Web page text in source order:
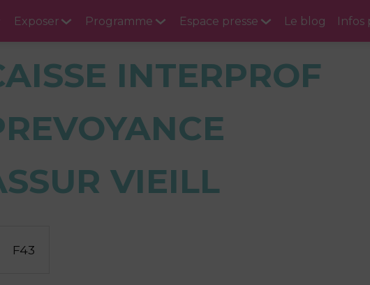
Exposer Programme Espace presse Le blog Infos
INTERPROF
VIEILL
F43